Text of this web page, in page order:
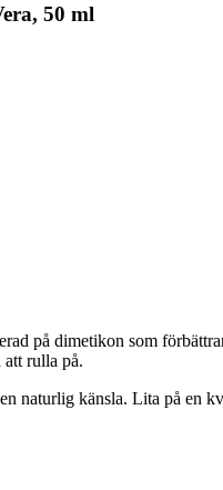
50 ml
på dimetikon som
att rulla på.
naturlig känsla. Lita på en